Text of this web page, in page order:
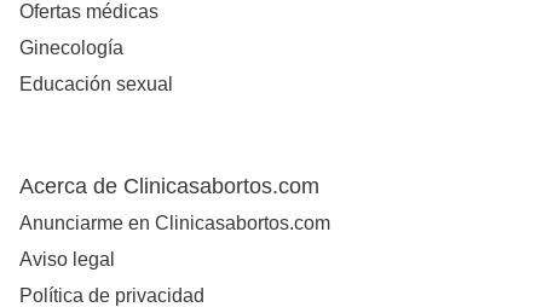
Ofertas médicas
Ginecología
Educación sexual
Acerca de Clinicasabortos.com
Anunciarme en Clinicasabortos.com
Aviso legal
Política de privacidad